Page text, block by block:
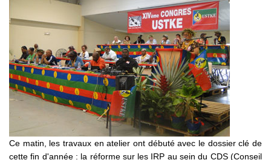
Ce matin, les travaux en atelier ont débuté avec le dossier clé de
cette fin d'année : la réforme sur les IRP au sein du CDS (Conseil